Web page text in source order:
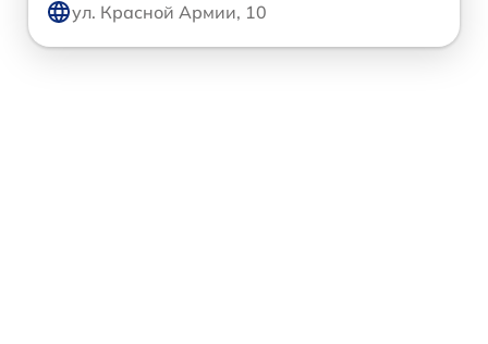
ул. Красной Армии, 10